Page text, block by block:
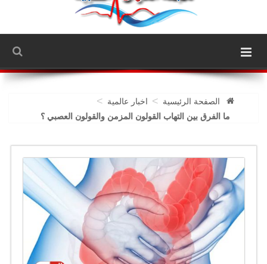
الصفحة الرئيسية > اخبار عالمية >
ما الفرق بين التهاب القولون المزمن والقولون العصبي ؟